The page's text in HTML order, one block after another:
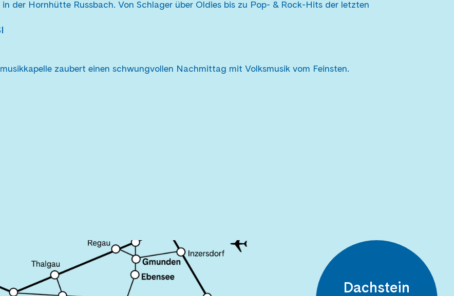
der Hornhütte Russbach. Von Schlager über Oldies bis zu Pop- & Rock-Hits der letzten
zaubert einen schwungvollen Nachmittag mit Volksmusik vom Feinsten.
Dachstein